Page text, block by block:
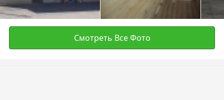
Смотреть Все Фото